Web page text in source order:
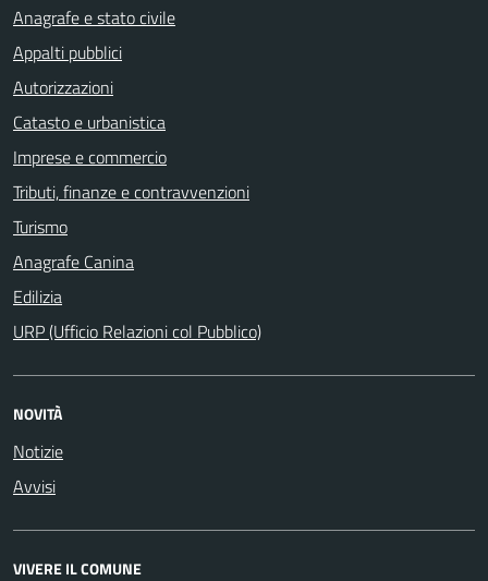
Anagrafe e stato civile
Appalti pubblici
Autorizzazioni
Catasto e urbanistica
Imprese e commercio
Tributi, finanze e contravvenzioni
Turismo
Anagrafe Canina
Edilizia
URP (Ufficio Relazioni col Pubblico)
NOVITÀ
Notizie
Avvisi
VIVERE IL COMUNE